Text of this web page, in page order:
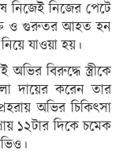
নিজেই নিজের পেটে
ও গুরুতর আহত হন
যাওয়া হয়।
বিরুদ্ধে স্ত্রীকে
দায়ের করেন তার
অভির চিকিৎসা
১২টার দিকে চমেক